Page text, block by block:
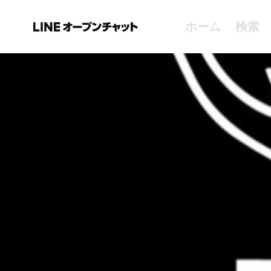
ホーム 検索